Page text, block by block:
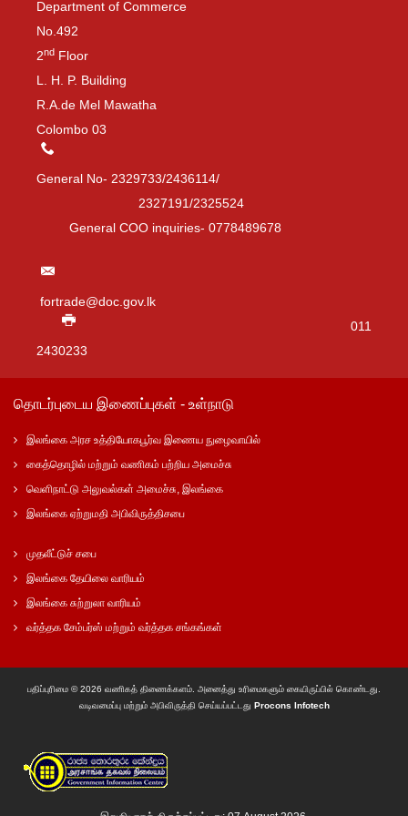
Department of Commerce
No.492
2nd Floor
L. H. P. Building
R.A.de Mel Mawatha
Colombo 03
General No- 2329733/2436114/
2327191/2325524
General COO inquiries- 0778489678
fortrade@doc.gov.lk
011
2430233
தொடர்புடைய இணைப்புகள் - உள்நாடு
இலங்கை அரச உத்தியோகபூர்வ இணைய நுழைவாயில்
கைத்தொழில் மற்றும் வணிகம் பற்றிய அமைச்சு
வெளிநாட்டு அலுவல்கள் அமைச்சு, இலங்கை
இலங்கை ஏற்றுமதி அபிவிருத்திசபை
முதலீட்டுச் சபை
இலங்கை தேயிலை வாரியம்
இலங்கை சுற்றுலா வாரியம்
வர்த்தக சேம்பர்ஸ் மற்றும் வர்த்தக சங்கங்கள்
பதிப்புரிமை © 2026 வணிகத் திணைக்களம். அனைத்து உரிமைகளும் கையிருப்பில் கொண்டது.
வடிவமைப்பு மற்றும் அபிவிருத்தி செய்யப்பட்டது Procons Infotech